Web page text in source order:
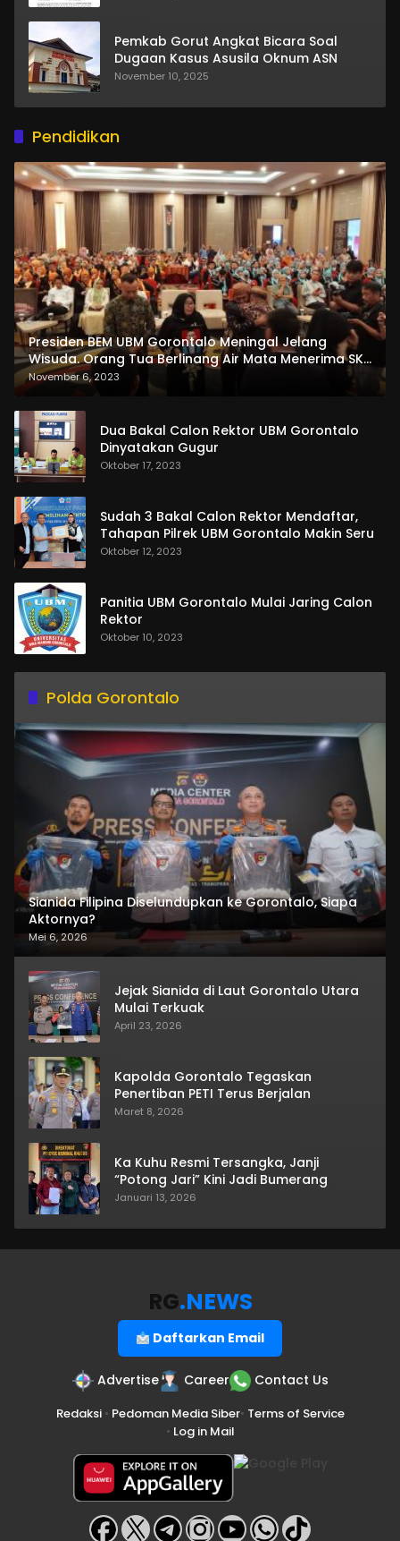
Pemkab Gorut Angkat Bicara Soal
Dugaan Kasus Asusila Oknum ASN
November 10, 2025
Pendidikan
Presiden BEM UBM Gorontalo Meningal Jelang
Wisuda. Orang Tua Berlinang Air Mata Menerima SKL
dan Pemasangan Salempang
November 6, 2023
Dua Bakal Calon Rektor UBM Gorontalo
Dinyatakan Gugur
Oktober 17, 2023
Sudah 3 Bakal Calon Rektor Mendaftar,
Tahapan Pilrek UBM Gorontalo Makin Seru
Oktober 12, 2023
Panitia UBM Gorontalo Mulai Jaring Calon
Rektor
Oktober 10, 2023
Polda Gorontalo
Sianida Filipina Diselundupkan ke Gorontalo, Siapa
Aktornya?
Mei 6, 2026
Jejak Sianida di Laut Gorontalo Utara
Mulai Terkuak
April 23, 2026
Kapolda Gorontalo Tegaskan
Penertiban PETI Terus Berjalan
Maret 8, 2026
Ka Kuhu Resmi Tersangka, Janji
“Potong Jari” Kini Jadi Bumerang
Januari 13, 2026
RG.NEWS
Daftarkan Email
Advertise Career Contact Us
Redaksi• Pedoman Media Siber• Terms of Service
• Log in Mail